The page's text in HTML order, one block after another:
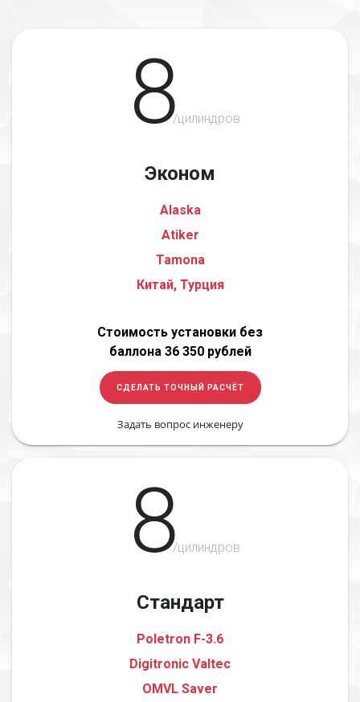
8/цилиндров
Эконом
Alaska
Atiker
Tamona
Китай, Турция
Стоимость установки без
баллона 36 350 рублей
СДЕЛАТЬ ТОЧНЫЙ РАСЧЁТ
Задать вопрос инженеру
8/цилиндров
Стандарт
Poletron F-3.6
Digitronic Valtec
OMVL Saver